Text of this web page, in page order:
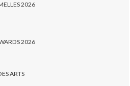
2026
2026
ARTS